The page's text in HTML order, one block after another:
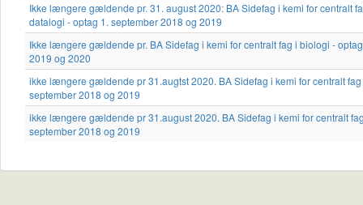
Ikke længere gældende pr. 31. august 2020: BA Sidefag i kemi for centralt
datalogi - optag 1. september 2018 og 2019
Ikke længere gældende pr. BA Sidefag i kemi for centralt fag i biologi -
2019 og 2020
ikke længere gældende pr 31.augtst 2020. BA Sidefag i kemi for centralt
september 2018 og 2019
ikke længere gældende pr 31.august 2020. BA Sidefag i kemi for centralt
september 2018 og 2019